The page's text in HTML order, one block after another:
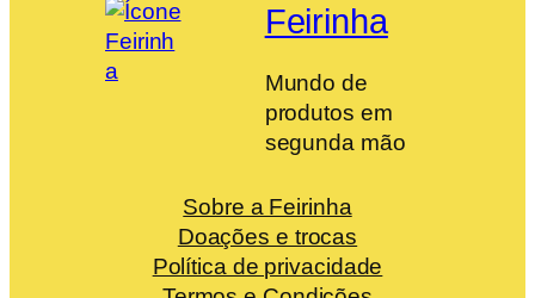
Feirinha
Mundo de
produtos em
segunda mão
Sobre a Feirinha
Doações e trocas
Política de privacidade